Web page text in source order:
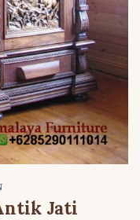
Jati